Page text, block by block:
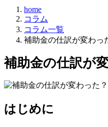
home
コラム
コラム一覧
補助金の仕訳が変わ
補助金の仕訳が
はじめに